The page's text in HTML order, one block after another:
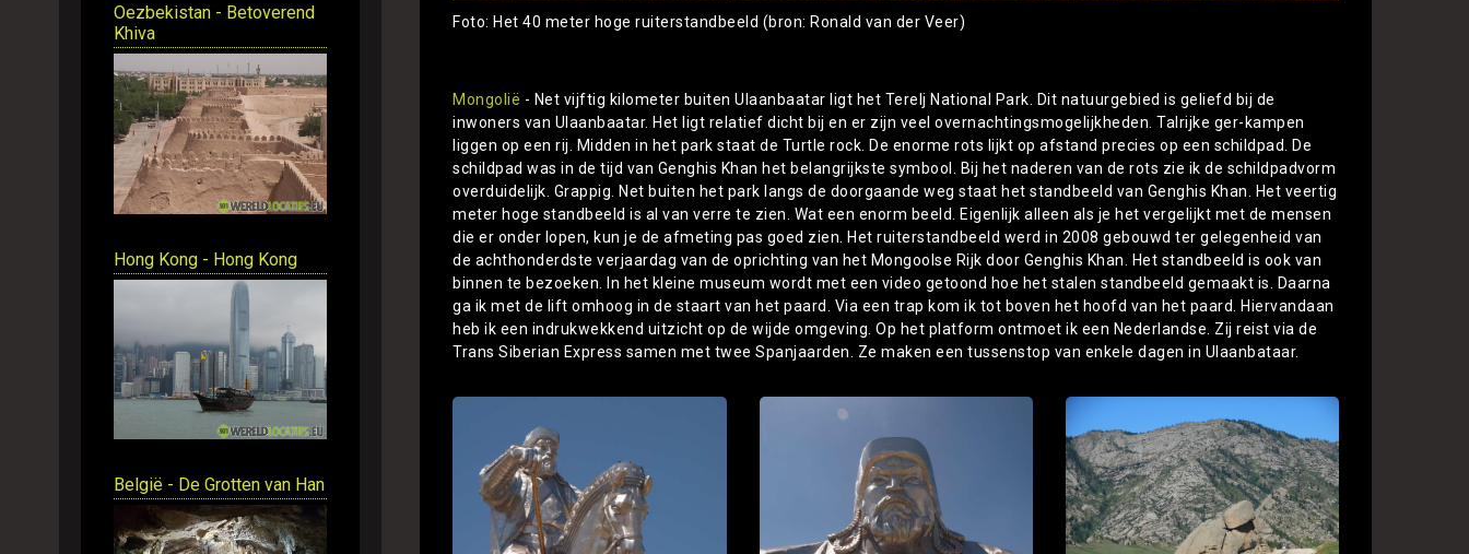
Oezbekistan - Betoverend
Khiva
Hong Kong - Hong Kong
België - De Grotten van Han
Foto: Het 40 meter hoge ruiterstandbeeld (bron: Ronald van der Veer)
Mongolië - Net vijftig kilometer buiten Ulaanbaatar ligt het Terelj National Park. Dit natuurgebied is geliefd bij de
inwoners van Ulaanbaatar. Het ligt relatief dicht bij en er zijn veel overnachtingsmogelijkheden. Talrijke ger-kampen
liggen op een rij. Midden in het park staat de Turtle rock. De enorme rots lijkt op afstand precies op een schildpad. De
schildpad was in de tijd van Genghis Khan het belangrijkste symbool. Bij het naderen van de rots zie ik de schildpadvorm
overduidelijk. Grappig. Net buiten het park langs de doorgaande weg staat het standbeeld van Genghis Khan. Het veertig
meter hoge standbeeld is al van verre te zien. Wat een enorm beeld. Eigenlijk alleen als je het vergelijkt met de mensen
die er onder lopen, kun je de afmeting pas goed zien. Het ruiterstandbeeld werd in 2008 gebouwd ter gelegenheid van
de achthonderdste verjaardag van de oprichting van het Mongoolse Rijk door Genghis Khan. Het standbeeld is ook van
binnen te bezoeken. In het kleine museum wordt met een video getoond hoe het stalen standbeeld gemaakt is. Daarna
ga ik met de lift omhoog in de staart van het paard. Via een trap kom ik tot boven het hoofd van het paard. Hiervandaan
heb ik een indrukwekkend uitzicht op de wijde omgeving. Op het platform ontmoet ik een Nederlandse. Zij reist via de
Trans Siberian Express samen met twee Spanjaarden. Ze maken een tussenstop van enkele dagen in Ulaanbataar.